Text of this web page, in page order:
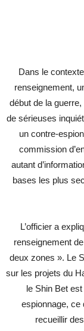
Dans le
renseignement,
début de la guerre,
de sérieuses
un contre-
commission
autant
bases les plus
L’officier a
renseignement
deux zones ». Le
sur les projets du
le Shin Bet
espionnage, ce
recueillir